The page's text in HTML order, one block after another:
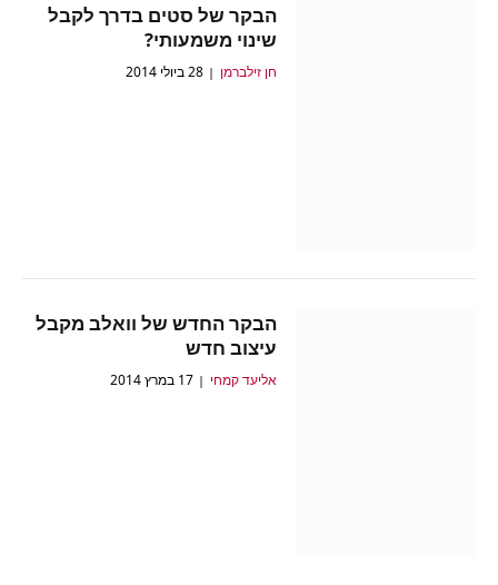
הבקר של סטים בדרך לקבל
שינוי משמעותי?
חן זילברמן 28 ביולי 2014
הבקר החדש של וואלב מקבל
עיצוב חדש
אליעד קמחי 17 במרץ 2014